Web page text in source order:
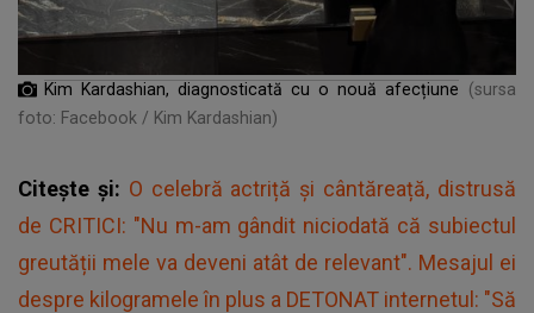
Kim Kardashian, diagnosticată cu o nouă afecțiune
(sursa
foto: Facebook / Kim Kardashian)
Citește și: O celebră actriță și cântăreață, distrusă
de CRITICI: "Nu m-am gândit niciodată că subiectul
greutății mele va deveni atât de relevant". Mesajul ei
despre kilogramele în plus a DETONAT internetul: "Să